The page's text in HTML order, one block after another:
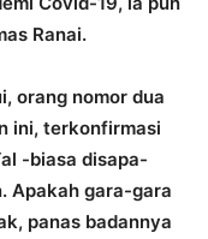
Ranai.
orang nomor dua
ini, terkonfirmasi
-biasa disapa-
Apakah gara-gara
panas badannya